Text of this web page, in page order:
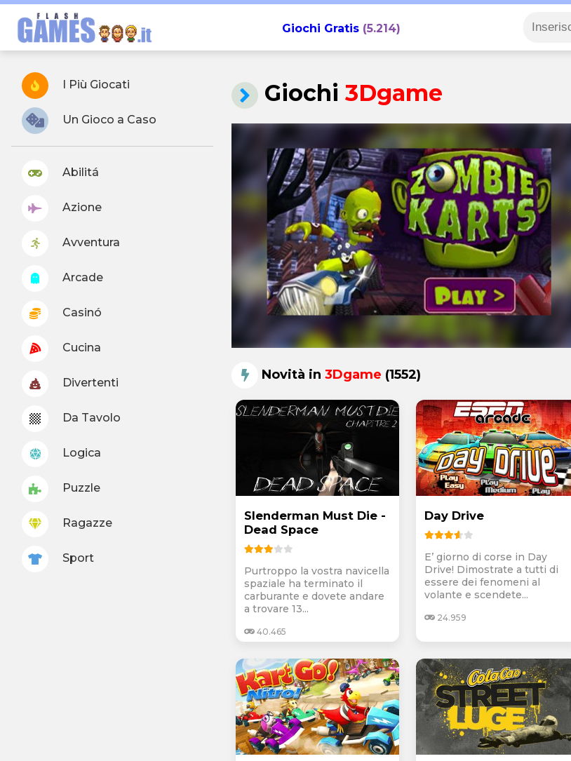
Giochi Gratis(5.214)
I Più Giocati
Un Gioco a Caso
Abilitá
Azione
Avventura
Arcade
Casinó
Cucina
Divertenti
Da Tavolo
Logica
Puzzle
Ragazze
Sport
Giochi 3Dgame
Novità in 3Dgame (1552)
Slenderman Must Die -
Dead Space
Purtroppo la vostra navicella
spaziale ha terminato il
carburante e dovete andare
a trovare 13...
40.465
Day Drive
E’ giorno di corse in Day
Drive! Dimostrate a tutti di
essere dei fenomeni al
volante e scendete...
24.959